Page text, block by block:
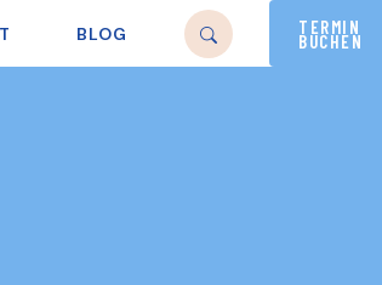
BLOG TERMIN
BUCHEN